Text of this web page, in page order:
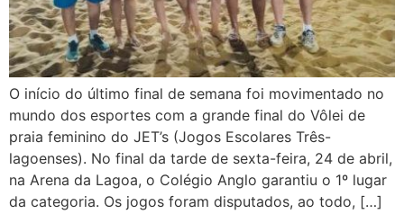
O início do último final de semana foi movimentado no
mundo dos esportes com a grande final do Vôlei de
praia feminino do JET’s (Jogos Escolares Três-
lagoenses). No final da tarde de sexta-feira, 24 de abril,
na Arena da Lagoa, o Colégio Anglo garantiu o 1º lugar
da categoria. Os jogos foram disputados, ao todo, […]